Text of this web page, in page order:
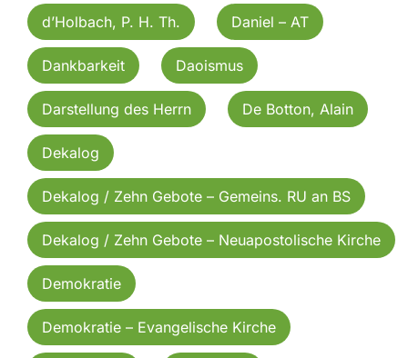
d’Holbach, P. H. Th. Daniel – AT
Dankbarkeit Daoismus
Darstellung des Herrn De Botton, Alain
Dekalog
Dekalog / Zehn Gebote – Gemeins. RU an BS
Dekalog / Zehn Gebote – Neuapostolische Kirche
Demokratie
Demokratie – Evangelische Kirche